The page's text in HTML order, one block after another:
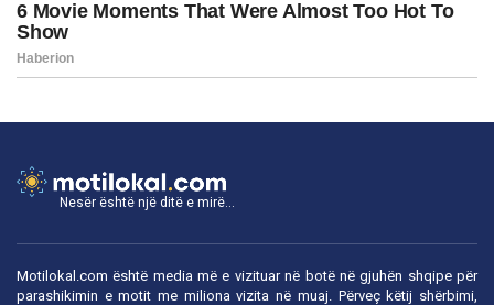
Nesër është një ditë e mirë...
Motilokal.com është media më e vizituar në botë në gjuhën shqipe për
parashikimin e motit me miliona vizita në muaj. Përveç këtij shërbimi,